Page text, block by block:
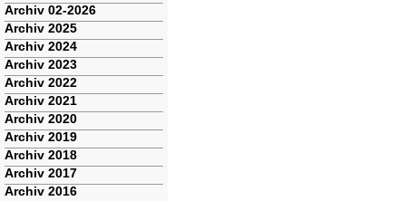
Archiv 02-2026
Archiv 2025
Archiv 2024
Archiv 2023
Archiv 2022
Archiv 2021
Archiv 2020
Archiv 2019
Archiv 2018
Archiv 2017
Archiv 2016